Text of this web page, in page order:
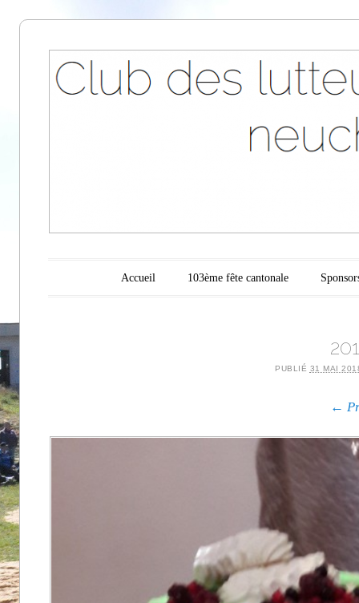
Club des
lutteurs des
Menu principal
Aller au contenu
Accueil 103ème fête cantonale
PUBLIÉ 31 MAI
←